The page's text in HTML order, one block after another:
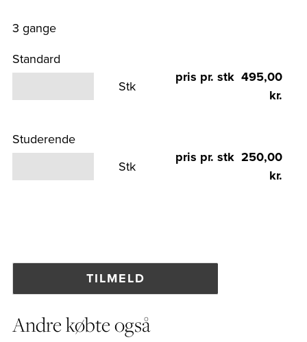
3 gange
Standard
Stk
pris pr. stk 495,00
kr.
Studerende
Stk
pris pr. stk 250,00
kr.
Andre købte også